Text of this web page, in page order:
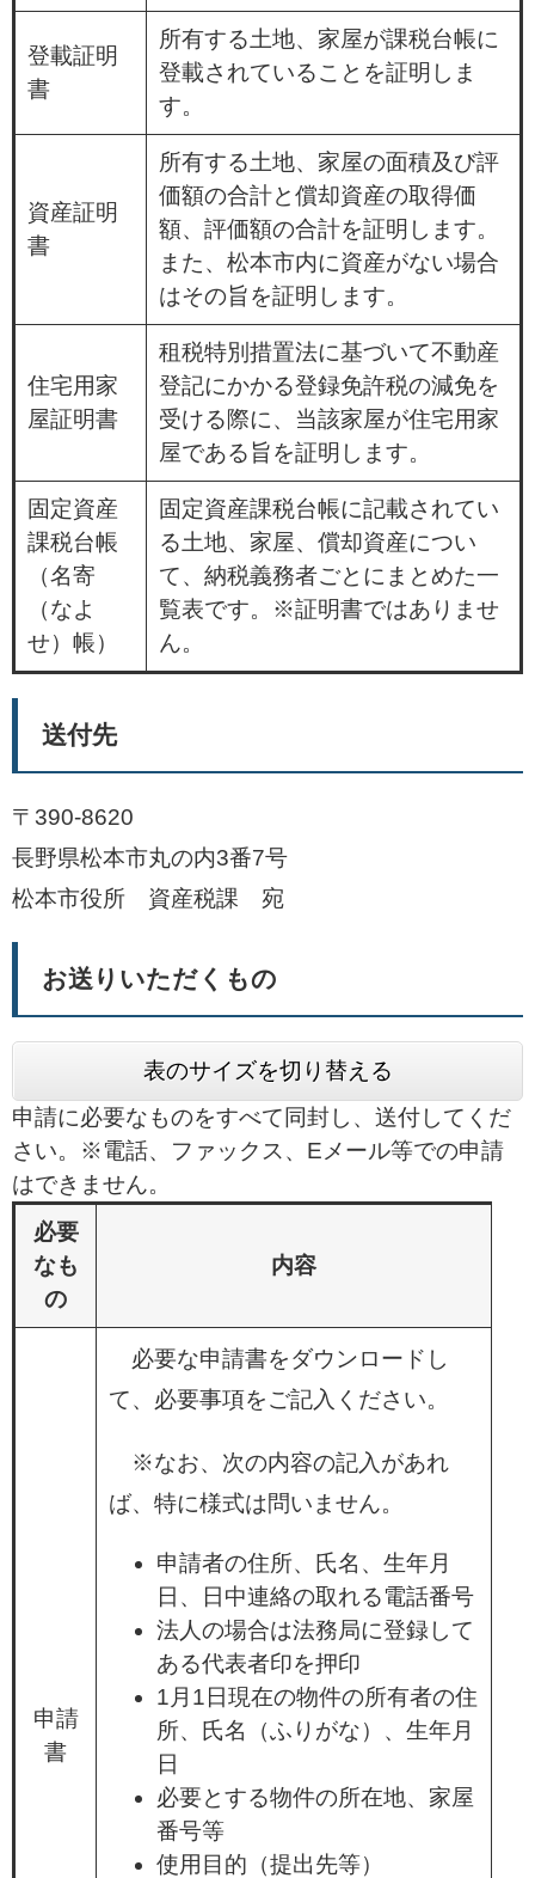
登載証明
書
所有する土地、家屋が課税台帳に
登載されていることを証明しま
す。
資産証明
書
所有する土地、家屋の面積及び評
価額の合計と償却資産の取得価
額、評価額の合計を証明します。
また、松本市内に資産がない場合
はその旨を証明します。
住宅用家
屋証明書
租税特別措置法に基づいて不動産
登記にかかる登録免許税の減免を
受ける際に、当該家屋が住宅用家
屋である旨を証明します。
固定資産
課税台帳
（名寄
（なよ
せ）帳）
固定資産課税台帳に記載されてい
る土地、家屋、償却資産につい
て、納税義務者ごとにまとめた一
覧表です。※証明書ではありませ
ん。
送付先
〒390-8620
長野県松本市丸の内3番7号
松本市役所 資産税課 宛
お送りいただくもの
表のサイズを切り替える
申請に必要なものをすべて同封し、送付してくだ
さい。※電話、ファックス、Eメール等での申請
はできません。
必要
なも
の
内容
申請
書
必要な申請書をダウンロードし
て、必要事項をご記入ください。
※なお、次の内容の記入があれ
ば、特に様式は問いません。
申請者の住所、氏名、生年月
日、日中連絡の取れる電話番号
法人の場合は法務局に登録して
ある代表者印を押印
1月1日現在の物件の所有者の住
所、氏名（ふりがな）、生年月
日
必要とする物件の所在地、家屋
番号等
使用目的（提出先等）